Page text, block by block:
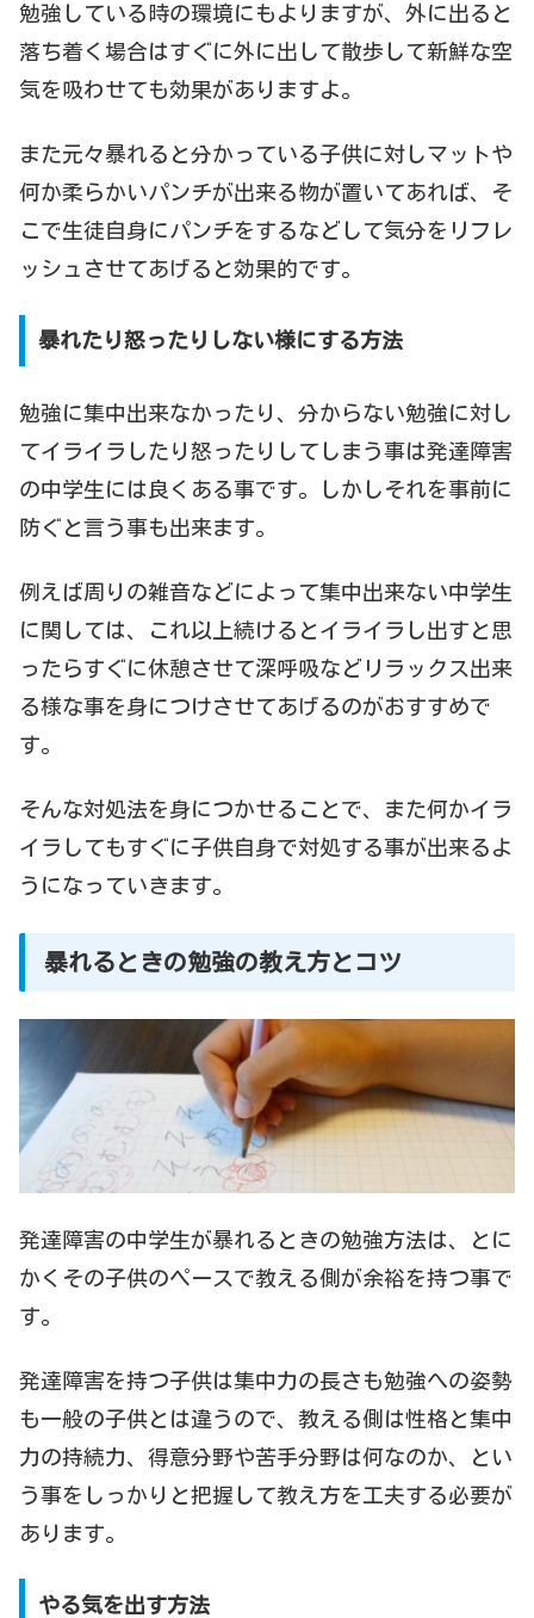
勉強している時の環境にもよりますが、外に出ると
落ち着く場合はすぐに外に出して散歩して新鮮な空
気を吸わせても効果がありますよ。
また元々暴れると分かっている子供に対しマットや
何か柔らかいパンチが出来る物が置いてあれば、そ
こで生徒自身にパンチをするなどして気分をリフレ
ッシュさせてあげると効果的です。
暴れたり怒ったりしない様にする方法
勉強に集中出来なかったり、分からない勉強に対し
てイライラしたり怒ったりしてしまう事は発達障害
の中学生には良くある事です。しかしそれを事前に
防ぐと言う事も出来ます。
例えば周りの雑音などによって集中出来ない中学生
に関しては、これ以上続けるとイライラし出すと思
ったらすぐに休憩させて深呼吸などリラックス出来
る様な事を身につけさせてあげるのがおすすめで
す。
そんな対処法を身につかせることで、また何かイラ
イラしてもすぐに子供自身で対処する事が出来るよ
うになっていきます。
暴れるときの勉強の教え方とコツ
発達障害の中学生が暴れるときの勉強方法は、とに
かくその子供のペースで教える側が余裕を持つ事で
す。
発達障害を持つ子供は集中力の長さも勉強への姿勢
も一般の子供とは違うので、教える側は性格と集中
力の持続力、得意分野や苦手分野は何なのか、とい
う事をしっかりと把握して教え方を工夫する必要が
あります。
やる気を出す方法